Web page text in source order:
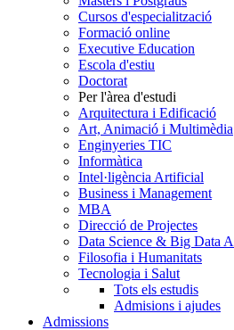
Cursos d'especialització
Formació online
Executive Education
Escola d'estiu
Doctorat
Per l'àrea d'estudi
Arquitectura i Edificació
Art, Animació i Multimèdia
Enginyeries TIC
Informàtica
Intel·ligència Artificial
Business i Management
MBA
Direcció de Projectes
Data Science & Big Data
Filosofia i Humanitats
Tecnologia i Salut
Tots els estudis
Admisions i ajudes
Admissions